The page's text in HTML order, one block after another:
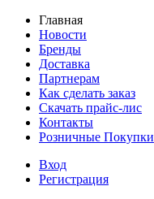
Главная
Новости
Бренды
Доставка
Партнерам
Как сделать заказ
Скачать прайс-лис
Контакты
Розничные Покупки
Вход
Регистрация